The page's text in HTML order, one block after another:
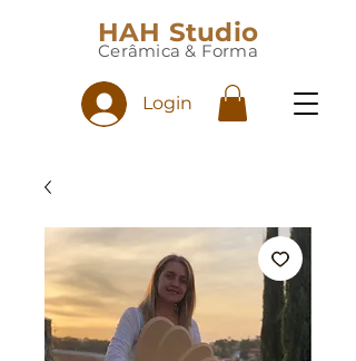
HAH Studio
Cerâmica & Forma
Login